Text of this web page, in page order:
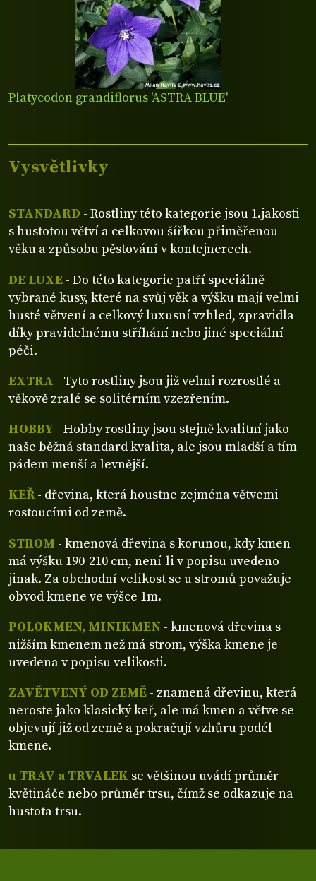
Platycodon grandiflorus 'ASTRA BLUE'
Vysvětlivky
STANDARD - Rostliny této kategorie jsou 1.jakosti
s hustotou větví a celkovou šířkou přiměřenou
věku a způsobu pěstování v kontejnerech.
DE LUXE - Do této kategorie patří speciálně
vybrané kusy, které na svůj věk a výšku mají velmi
husté větvení a celkový luxusní vzhled, zpravidla
díky pravidelnému stříhání nebo jiné speciální
péči.
EXTRA - Tyto rostliny jsou již velmi rozrostlé a
věkově zralé se solitérním vzezřením.
HOBBY - Hobby rostliny jsou stejně kvalitní jako
naše běžná standard kvalita, ale jsou mladší a tím
pádem menší a levnější.
KEŘ- dřevina, která houstne zejména větvemi
rostoucími od země.
STROM - kmenová dřevina s korunou, kdy kmen
má výšku 190-210 cm, není-li v popisu uvedeno
jinak. Za obchodní velikost se u stromů považuje
obvod kmene ve výšce 1m.
POLOKMEN, MINIKMEN - kmenová dřevina s
nižším kmenem než má strom, výška kmene je
uvedena v popisu velikosti.
ZAVĚTVENÝ OD ZEMĚ - znamená dřevinu, která
neroste jako klasický keř, ale má kmen a větve se
objevují již od země a pokračují vzhůru podél
kmene.
u TRAV a TRVALEK se většinou uvádí průměr
květináče nebo průměr trsu, čímž se odkazuje na
hustota trsu.